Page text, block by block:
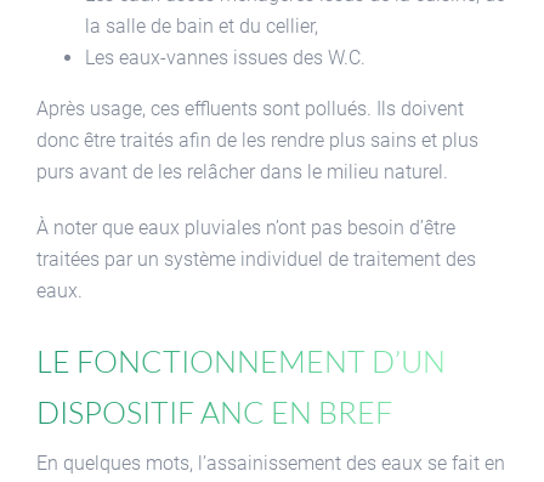
la salle de bain et du cellier,
Les eaux-vannes issues des W.C.
Après usage, ces effluents sont pollués. Ils doivent
donc être traités afin de les rendre plus sains et plus
purs avant de les relâcher dans le milieu naturel.
À noter que eaux pluviales n’ont pas besoin d’être
traitées par un système individuel de traitement des
eaux.
Le fonctionnement d’un
dispositif ANC en bref
En quelques mots, l’assainissement des eaux se fait en